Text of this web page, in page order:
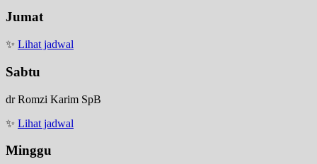
Jumat
✨ Lihat jadwal
Sabtu
dr Romzi Karim SpB
✨ Lihat jadwal
Minggu